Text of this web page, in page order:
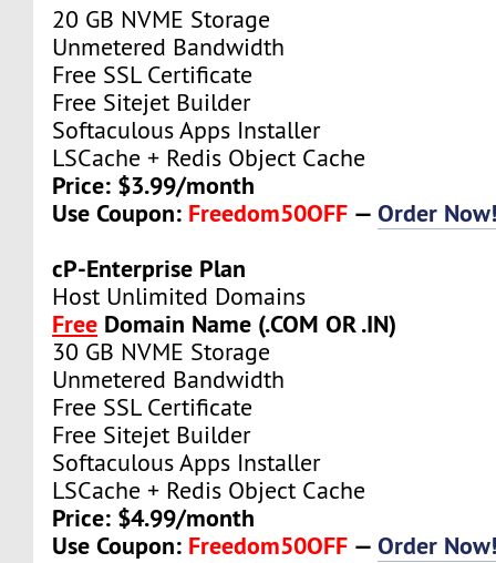
20 GB NVME Storage
Unmetered Bandwidth
Free SSL Certificate
Free Sitejet Builder
Softaculous Apps Installer
LSCache + Redis Object Cache
Price: $3.99/month
Use Coupon: Freedom50OFF —Order
cP-Enterprise Plan
Host Unlimited Domains
Free Domain Name (.COM OR .IN)
30 GB NVME Storage
Unmetered Bandwidth
Free SSL Certificate
Free Sitejet Builder
Softaculous Apps Installer
LSCache + Redis Object Cache
Price: $4.99/month
Use Coupon: Freedom50OFF —Order